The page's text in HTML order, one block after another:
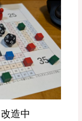
造中